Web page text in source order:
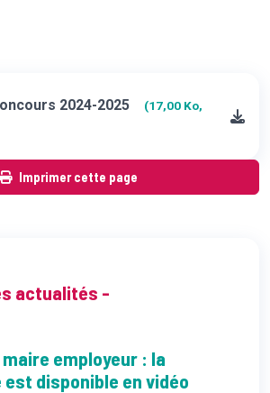
2024-2025
(17,00 Ko,
Imprimer cette page
actualités -
employeur : la
disponible en vidéo